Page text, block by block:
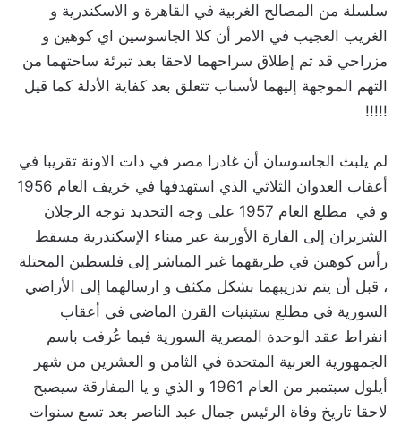
سلسلة من المصالح الغربية في القاهرة و الاسكندرية و
الغريب العجيب في الامر أن كلا الجاسوسين اي كوهين و
مزراحي قد تم إطلاق سراحهما لاحقا بعد تبرئة ساحتهما من
التهم الموجهة إليهما لأسباب تتعلق بعد كفاية الأدلة كما قيل
!!!!!
‏لم يلبث الجاسوسان أن غادرا مصر في ذات الاونة تقريبا في
أعقاب العدوان الثلاثي الذي استهدفها في خريف العام 1956
و في مطلع العام 1957 على وجه التحديد توجه الرجلان
الشريران إلى القارة الأوربية عبر ميناء الإسكندرية مسقط
رأس كوهين في طريقهما غير المباشر إلى فلسطين المحتلة
، قبل أن يتم تدريبهما بشكل مكثف و ارسالهما إلى الأراضي
السورية في مطلع ستينيات القرن الماضي في أعقاب
انفراط عقد الوحدة المصرية السورية فيما عُرفت باسم
الجمهورية العربية المتحدة في الثامن و العشرين من شهر
أيلول سبتمبر من العام 1961 و الذي و يا المفارقة سيصبح
لاحقا تاريخ وفاة الرئيس جمال عبد الناصر بعد تسع سنوات